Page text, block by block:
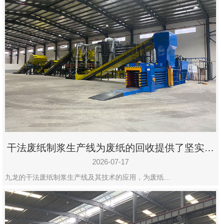
公
司
豫
ICP
备
19020390
号-1
干法废纸制浆生产线为废纸的回收提供了坚实的
保障
2026-07-17
九龙的干法废纸制浆生产线及其技术的应用，为废纸…